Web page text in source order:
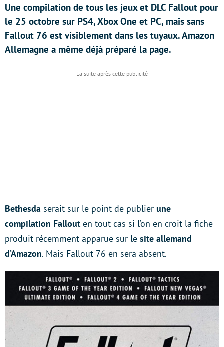
Une compilation de tous les jeux et DLC Fallout pour
le 25 octobre sur PS4, Xbox One et PC, mais sans
Fallout 76 est visiblement dans les tuyaux. Amazon
Allemagne a même déjà préparé la page.
Bethesda serait sur le point de publier une
compilation Fallout en tout cas si l’on en croit la fiche
produit récemment apparue sur le site allemand
d’Amazon. Mais Fallout 76 en sera absent.